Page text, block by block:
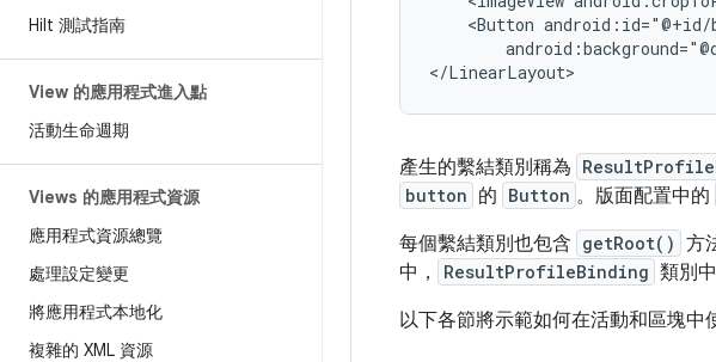
Hilt 測試指南
View 的應用程式進入點
活動生命週期
Views 的應用程式資源
應用程式資源總覽
處理設定變更
將應用程式本地化
複雜的 XML 資源
<Button
產生的繫結類別稱為
button 的 Button 。版面配置中的
每個繫結類別也包含 getRoot() 方
中，
ResultProfileBinding 類別
以下各節將示範如何在活動和區塊中